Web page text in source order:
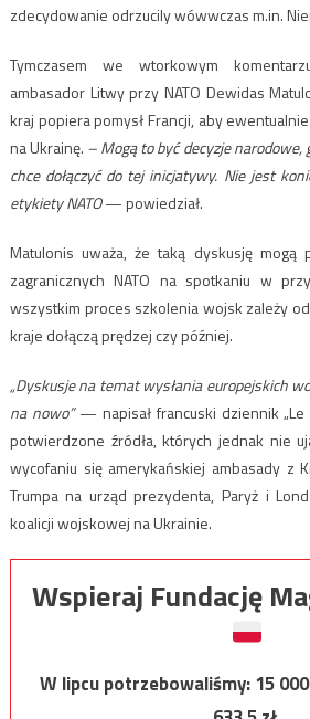
zdecydowanie odrzucily wówwczas m.in.
Tymczasem we wtorkowym
ambasador Litwy przy NATO Dewidas
kraj popiera pomysł Francji, aby
na Ukrainę. – Mogą to być decyzje
chce dołączyć do tej inicjatywy. Nie jest
etykiety NATO— powiedział.
Matulonis uważa, że ​​taką dyskusję mogą
zagranicznych NATO na spotkaniu w
wszystkim proces szkolenia wojsk zależy
kraje dołączą prędzej czy później.
„Dyskusje na temat wysłania europejskich
na nowo”— napisał francuski dziennik „Le
potwierdzone źródła, których jednak nie
wycofaniu się amerykańskiej ambasady z
Trumpa na urząd prezydenta, Paryż i
koalicji wojskowej na Ukrainie.
Wspieraj Fundację
W lipcu potrzebowaliśmy:15 000